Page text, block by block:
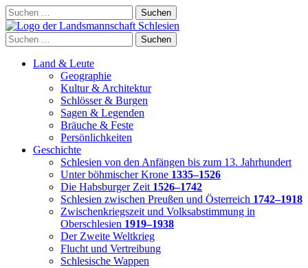
Skip
to
content
Suchen
nach:
Suchen
nach:
Land & Leute
Geographie
Kultur & Architektur
Schlösser & Burgen
Sagen & Legenden
Bräuche & Feste
Persönlichkeiten
Geschichte
Schlesien von den Anfängen bis zum 13. Jahrhundert
Unter böhmischer Krone 1335–1526
Die Habsburger Zeit 1526–1742
Schlesien zwischen Preußen und Österreich 1742–1918
Zwischenkriegszeit und Volksabstimmung in
Oberschlesien 1919–1938
Der Zweite Weltkrieg
Flucht und Vertreibung
Schlesische Wappen